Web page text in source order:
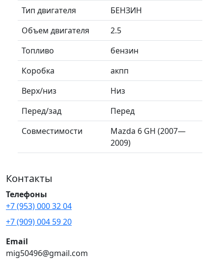
Тип двигателя
БЕНЗИН
Объем двигателя
2.5
Топливо
бензин
Коробка
акпп
Верх/низ
Низ
Перед/зад
Перед
Совместимости
Mazda 6 GH (2007—
2009)
Контакты
Телефоны
+7 (953) 000 32 04
+7 (909) 004 59 20
Email
mig50496@gmail.com